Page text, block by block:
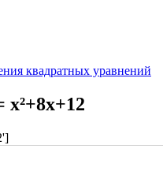
квадратных уравнений